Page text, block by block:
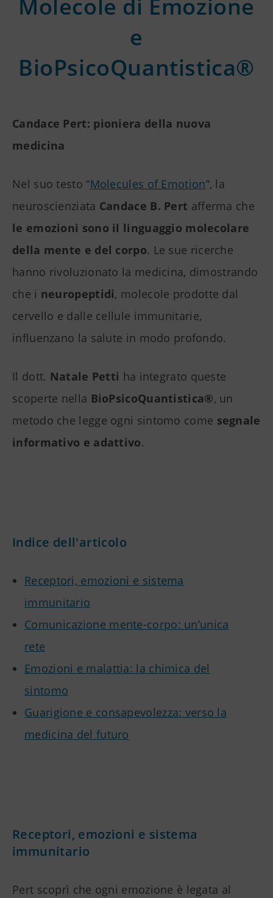
Molecole di Emozione
e
BioPsicoQuantistica®
Candace Pert: pioniera della nuova
medicina
Nel suo testo “Molecules of Emotion”, la
neuroscienziata Candace B. Pert afferma che
le emozioni sono il linguaggio molecolare
della mente e del corpo. Le sue ricerche
hanno rivoluzionato la medicina, dimostrando
che i neuropeptidi, molecole prodotte dal
cervello e dalle cellule immunitarie,
influenzano la salute in modo profondo.
Il dott. Natale Petti ha integrato queste
scoperte nella BioPsicoQuantistica®, un
metodo che legge ogni sintomo come segnale
informativo e adattivo.
Indice dell'articolo
Receptori, emozioni e sistema
immunitario
Comunicazione mente-corpo: un’unica
rete
Emozioni e malattia: la chimica del
sintomo
Guarigione e consapevolezza: verso la
medicina del futuro
Receptori, emozioni e sistema
immunitario
Pert scoprì che ogni emozione è legata al